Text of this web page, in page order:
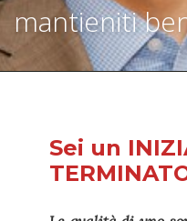
mantieniti
Sei un